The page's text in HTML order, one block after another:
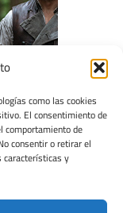
como las cookies
El consentimiento de
comportamiento de
consentir o retirar el
características y